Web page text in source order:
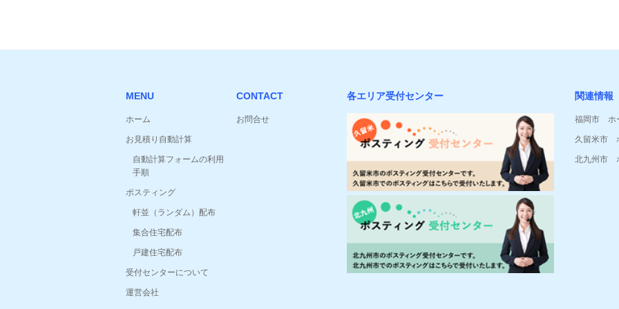
MENU
ホーム
お見積り自動計算
自動計算フォームの利用
手順
ポスティング
軒並（ランダム）配布
集合住宅配布
戸建住宅配布
受付センターについて
運営会社
CONTACT
お問合せ
各エリア受付センター 関連情報
福岡市 ホ
久留米市
北九州市